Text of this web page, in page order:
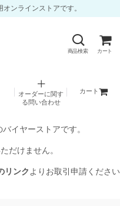
ンラインストアです。
商品検索 カート
オーダーに関す
る問い合わせ
カート
イヤーストアです。
だけません。
リンク よりお取引申請ください